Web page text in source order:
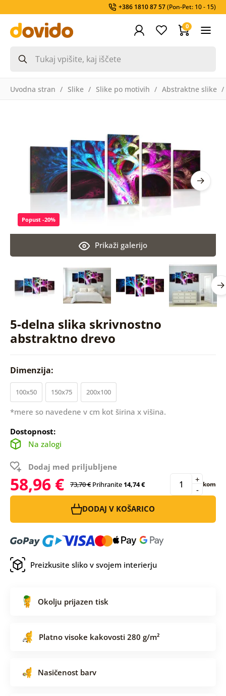
+386 1810 87 57(Pon-Pet: 10 - 15)
0
Uvodna stran Slike Slike po motivih Abstraktne slike
5-delna slika skrivnostno
abstraktno drevo
Prikaži galerijo
Popust -20%
Dimenzija:
100x50 150x75 200x100
*mere so navedene v cm kot širina x višina.
Dostopnost:
Na zalogi
Dodaj med priljubljene
58,96 € 73,70 € Prihranite14,74 € -
+ kom
DODAJ V KOŠARICO
Preizkusite sliko v svojem interierju
Okolju prijazen tisk
Platno visoke kakovosti 280 g/m²
Nasičenost barv